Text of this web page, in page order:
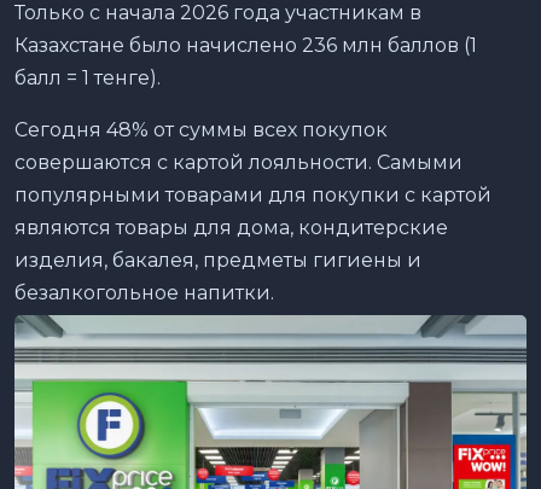
Только с начала 2026 года участникам в
Казахстане было начислено 236 млн баллов (1
балл = 1 тенге).
Сегодня 48% от суммы всех покупок
совершаются с картой лояльности. Самыми
популярными товарами для покупки с картой
являются товары для дома, кондитерские
изделия, бакалея, предметы гигиены и
безалкогольное напитки.